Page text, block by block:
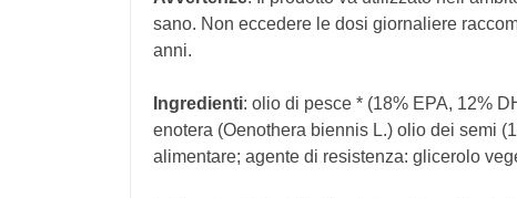
sano. Non eccedere le dosi giornaliere
anni.
Ingredienti: olio di pesce * (18% EPA, 12%
enotera (Oenothera biennis L.) olio dei semi
alimentare; agente di resistenza: glicerolo